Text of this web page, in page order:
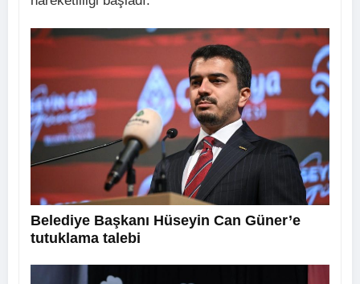
Belediye Başkanı Hüseyin Can Güner’e
tutuklama talebi